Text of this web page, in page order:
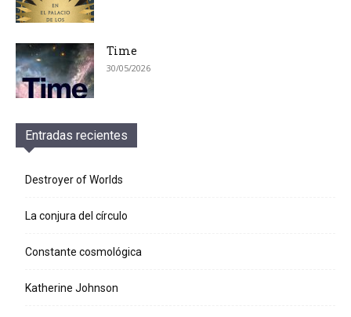
Time
30/05/2026
Entradas recientes
Destroyer of Worlds
La conjura del círculo
Constante cosmológica
Katherine Johnson